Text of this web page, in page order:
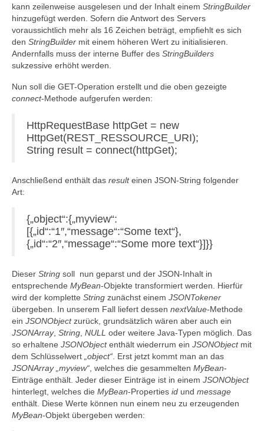
kann zeilenweise ausgelesen und der Inhalt einem StringBuilder
hinzugefügt werden. Sofern die Antwort des Servers
voraussichtlich mehr als 16 Zeichen beträgt, empfiehlt es sich
den StringBuilder mit einem höheren Wert zu initialisieren.
Andernfalls muss der interne Buffer des StringBuilders
sukzessive erhöht werden.
Nun soll die GET-Operation erstellt und die oben gezeigte
connect-Methode aufgerufen werden:
HttpRequestBase httpGet = new
HttpGet(REST_RESSOURCE_URI);
String result = connect(httpGet);
Anschließend enthält das resulteinen JSON-String folgender
Art:
{„object“:{„myview“:
[{„id“:“1″,“message“:“Some text“},
{„id“:“2″,“message“:“Some more text“}]}}
Dieser String soll nun geparst und der JSON-Inhalt in
entsprechende MyBean-Objekte transformiert werden. Hierfür
wird der komplette String zunächst einem JSONTokener
übergeben. In unserem Fall liefert dessen nextValue-Methode
ein JSONObjectzurück, grundsätzlich wären aber auch ein
JSONArray, String NULL oder weitere Java-Typen möglich. Das
so erhaltene JSONObjectenthält wiederrum ein JSONObjectmit
dem Schlüsselwert „object“ . Erst jetzt kommt man an das
JSONArray „myview“ , welches die gesammelten MyBean-
Einträge enthält. Jeder dieser Einträge ist in einem JSONObject
hinterlegt, welches die MyBean-Properties id und message
enthält. Diese Werte können nun einem neu zu erzeugenden
MyBean-Objekt übergeben werden: